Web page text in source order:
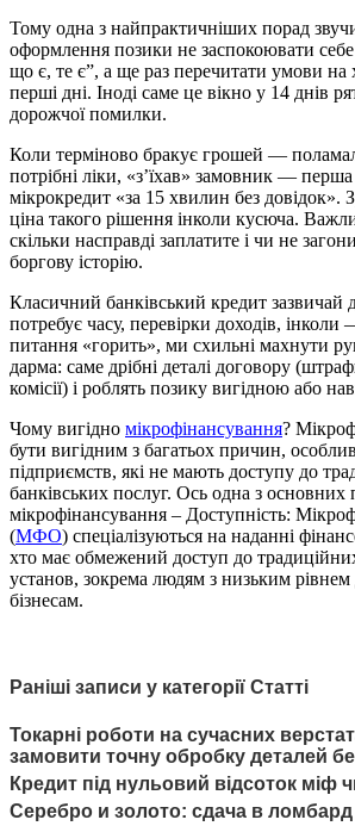
Тому одна з найпрактичніших порад
оформлення позики не заспокоювати
що є, те є”, а ще раз перечитати умови на
перші дні. Іноді саме це вікно у 14 днів
дорожчої помилки.
Коли терміново бракує грошей —
потрібні ліки, «з’їхав» замовник —
мікрокредит «за 15 хвилин без
ціна такого рішення інколи кусюча.
скільки насправді заплатите і чи не
боргову історію.
Класичний банківський кредит
потребує часу, перевірки доходів,
питання «горить», ми схильні махнути
дарма: саме дрібні деталі договору
комісії) і роблять позику вигідною або
Чому вигідно мікрофінансування?
бути вигідним з багатьох причин,
підприємств, які не мають доступу до
банківських послуг. Ось одна з основних
мікрофінансування – Доступність:
(МФО) спеціалізуються на наданні
хто має обмежений доступ до
установ, зокрема людям з низьким
бізнесам.
Раніші записи у категорії Статті
Токарні роботи на сучасних
замовити точну обробку деталей
Кредит під нульовий відсоток міф
Серебро и золото: сдача в ломбард